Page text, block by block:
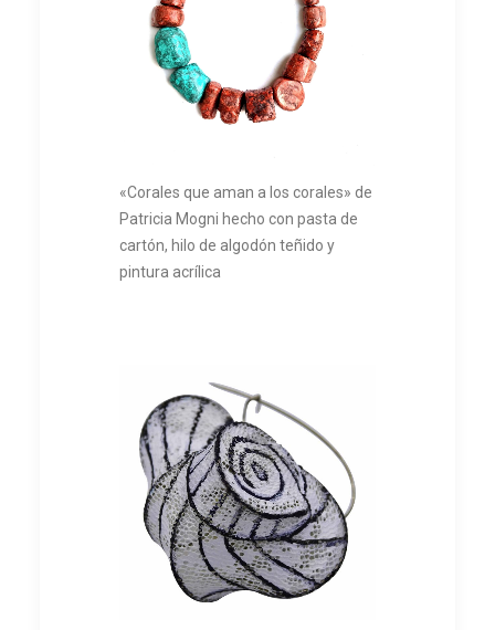
«Corales que aman a los corales» de
Patricia Mogni hecho con pasta de
cartón, hilo de algodón teñido y
pintura acrílica